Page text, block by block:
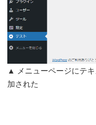
▲ メニューページにテ
加された